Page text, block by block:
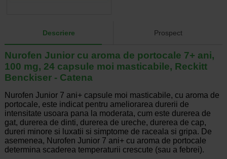
Descriere Prospect
Nurofen Junior cu aroma de portocale 7+ ani,
100 mg, 24 capsule moi masticabile, Reckitt
Benckiser - Catena
Nurofen Junior 7 ani+ capsule moi masticabile, cu aroma de
portocale, este indicat pentru ameliorarea durerii de
intensitate usoara pana la moderata, cum este durerea de
gat, durerea de dinti, durerea de ureche, durerea de cap,
dureri minore si luxatii si simptome de raceala si gripa. De
asemenea, Nurofen Junior 7 ani+ cu aroma de portocale
determina scaderea temperaturii crescute (sau a febrei).